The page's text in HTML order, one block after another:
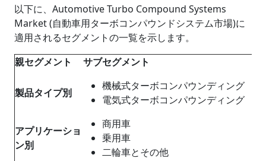
以下に、Automotive Turbo Compound Systems
Market (自動車用ターボコンパウンドシステム市場)に
適用されるセグメントの一覧を示します。
親セグメント
サブセグメント
製品タイプ別
機械式ターボコンパウンディング
電気式ターボコンパウンディング
アプリケーショ
ン別
商用車
乗用車
二輪車とその他